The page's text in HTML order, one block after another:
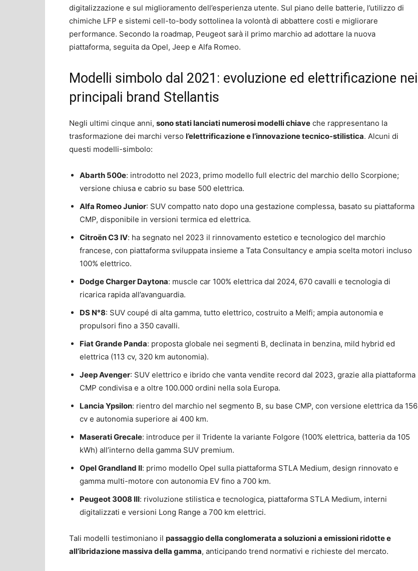
digitalizzazione e sul miglioramento dell’esperienza utente. Sul piano delle batterie, l’utilizzo di
chimiche LFP e sistemi cell-to-body sottolinea la volontà di abbattere costi e migliorare
performance. Secondo la roadmap, Peugeot sarà il primo marchio ad adottare la nuova
piattaforma, seguita da Opel, Jeep e Alfa Romeo.
Modelli simbolo dal 2021: evoluzione ed elettrificazione nei
principali brand Stellantis
Negli ultimi cinque anni, sono stati lanciati numerosi modelli chiave che rappresentano la
trasformazione dei marchi verso l’elettrificazione e l’innovazione tecnico-stilistica. Alcuni di
questi modelli-simbolo:
Abarth 500e: introdotto nel 2023, primo modello full electric del marchio dello Scorpione;
versione chiusa e cabrio su base 500 elettrica.
Alfa Romeo Junior: SUV compatto nato dopo una gestazione complessa, basato su piattaforma
CMP, disponibile in versioni termica ed elettrica.
Citroën C3 IV: ha segnato nel 2023 il rinnovamento estetico e tecnologico del marchio
francese, con piattaforma sviluppata insieme a Tata Consultancy e ampia scelta motori incluso
100% elettrico.
Dodge Charger Daytona: muscle car 100% elettrica dal 2024, 670 cavalli e tecnologia di
ricarica rapida all’avanguardia.
DS N°8: SUV coupé di alta gamma, tutto elettrico, costruito a Melfi; ampia autonomia e
propulsori fino a 350 cavalli.
Fiat Grande Panda: proposta globale nei segmenti B, declinata in benzina, mild hybrid ed
elettrica (113 cv, 320 km autonomia).
Jeep Avenger: SUV elettrico e ibrido che vanta vendite record dal 2023, grazie alla piattaforma
CMP condivisa e a oltre 100.000 ordini nella sola Europa.
Lancia Ypsilon: rientro del marchio nel segmento B, su base CMP, con versione elettrica da 156
cv e autonomia superiore ai 400 km.
Maserati Grecale: introduce per il Tridente la variante Folgore (100% elettrica, batteria da 105
kWh) all’interno della gamma SUV premium.
Opel Grandland II: primo modello Opel sulla piattaforma STLA Medium, design rinnovato e
gamma multi-motore con autonomia EV fino a 700 km.
Peugeot 3008 III: rivoluzione stilistica e tecnologica, piattaforma STLA Medium, interni
digitalizzati e versioni Long Range a 700 km elettrici.
Tali modelli testimoniano il passaggio della conglomerata a soluzioni a emissioni ridotte e
all’ibridazione massiva della gamma, anticipando trend normativi e richieste del mercato.